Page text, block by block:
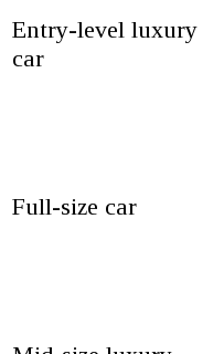
Entry-level luxury
car
Full-size car